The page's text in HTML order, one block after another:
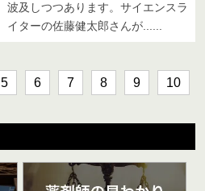
波及しつつあります。サイエンスラ
イターの佐藤健太郎さんが......
5 6 7 8 9 10